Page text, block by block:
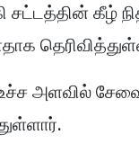
சட்டத்தின் கீழ்
அளவில்